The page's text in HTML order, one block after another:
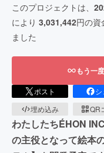
このプロジェクトは、
により 3,031,442円の資
ました
もう一
ポスト
埋め込み
QR
わたしたちÉHON
の主役となって絵本